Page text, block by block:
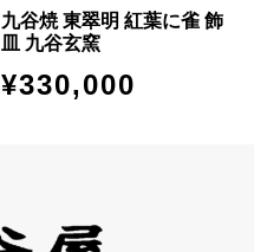
九谷焼 東翠明 紅葉に雀 飾
皿 九谷玄窯
¥330,000